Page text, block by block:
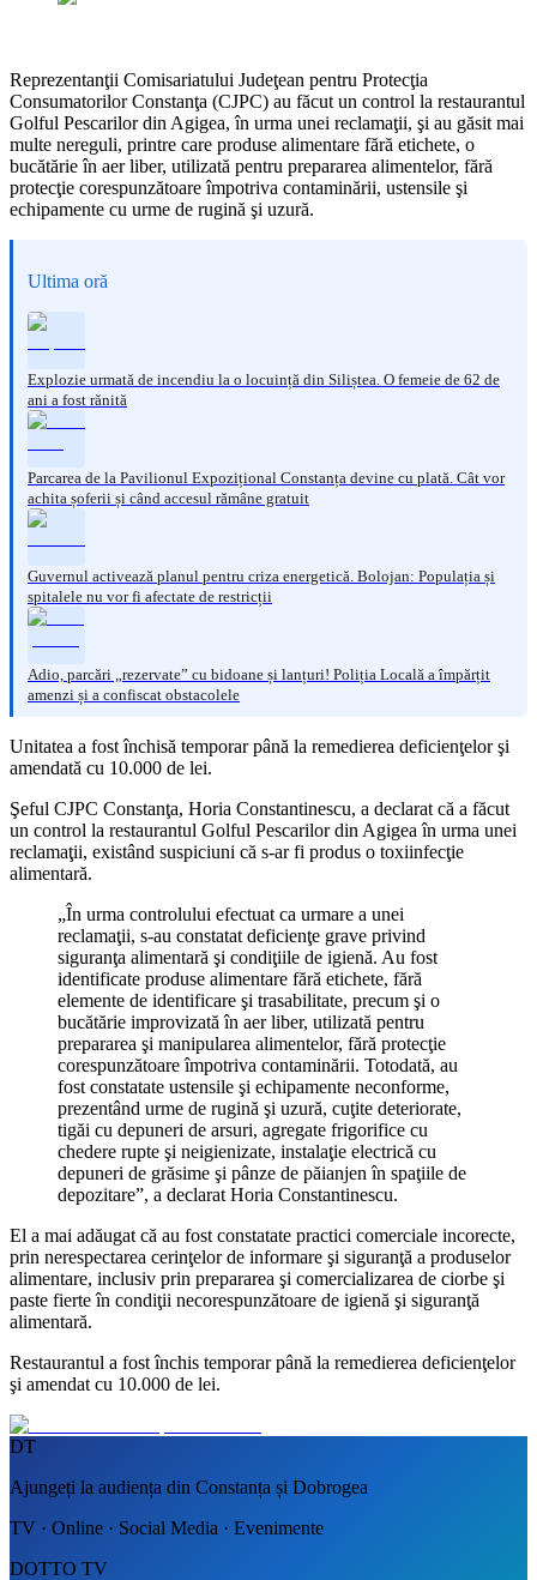
Reprezentanţii Comisariatului Judeţean pentru Protecţia
Consumatorilor Constanţa (CJPC) au făcut un control la restaurantul
Golful Pescarilor din Agigea, în urma unei reclamaţii, şi au găsit mai
multe nereguli, printre care produse alimentare fără etichete, o
bucătărie în aer liber, utilizată pentru prepararea alimentelor, fără
protecţie corespunzătoare împotriva contaminării, ustensile şi
echipamente cu urme de rugină şi uzură.
Ultima oră
Explozie urmată de incendiu la o locuință din Siliștea. O femeie de 62 de
ani a fost rănită
Parcarea de la Pavilionul Expozițional Constanța devine cu plată. Cât vor
achita șoferii și când accesul rămâne gratuit
Guvernul activează planul pentru criza energetică. Bolojan: Populația și
spitalele nu vor fi afectate de restricții
Adio, parcări „rezervate” cu bidoane și lanțuri! Poliția Locală a împărțit
amenzi și a confiscat obstacolele
Unitatea a fost închisă temporar până la remedierea deficienţelor şi
amendată cu 10.000 de lei.
Şeful CJPC Constanţa, Horia Constantinescu, a declarat că a făcut
un control la restaurantul Golful Pescarilor din Agigea în urma unei
reclamaţii, existând suspiciuni că s-ar fi produs o toxiinfecţie
alimentară.
„În urma controlului efectuat ca urmare a unei
reclamaţii, s-au constatat deficienţe grave privind
siguranţa alimentară şi condiţiile de igienă. Au fost
identificate produse alimentare fără etichete, fără
elemente de identificare şi trasabilitate, precum şi o
bucătărie improvizată în aer liber, utilizată pentru
prepararea şi manipularea alimentelor, fără protecţie
corespunzătoare împotriva contaminării. Totodată, au
fost constatate ustensile şi echipamente neconforme,
prezentând urme de rugină şi uzură, cuţite deteriorate,
tigăi cu depuneri de arsuri, agregate frigorifice cu
chedere rupte şi neigienizate, instalaţie electrică cu
depuneri de grăsime şi pânze de păianjen în spaţiile de
depozitare”, a declarat Horia Constantinescu.
El a mai adăugat că au fost constatate practici comerciale incorecte,
prin nerespectarea cerinţelor de informare şi siguranţă a produselor
alimentare, inclusiv prin prepararea şi comercializarea de ciorbe şi
paste fierte în condiţii necorespunzătoare de igienă şi siguranţă
alimentară.
Restaurantul a fost închis temporar până la remedierea deficienţelor
şi amendat cu 10.000 de lei.
DT
Ajungeți la audiența din Constanța și Dobrogea
TV · Online · Social Media · Evenimente
DOTTO TV